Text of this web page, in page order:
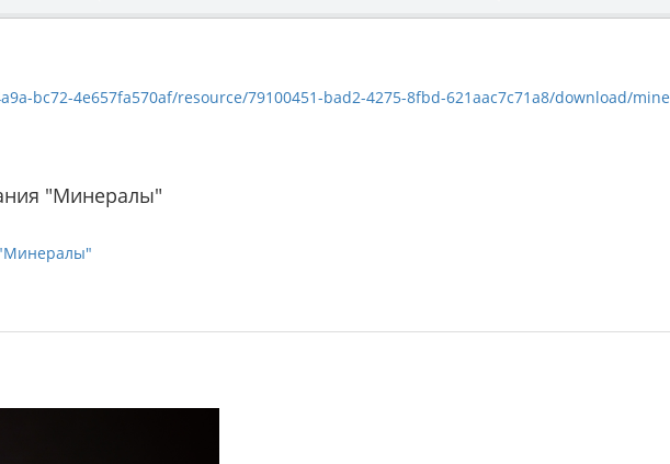
4e657fa570af/resource/79100451-bad2-4275-8fbd-621aac7c71a8/download/mineral_21437.jpg
"Минералы"
"Минералы"